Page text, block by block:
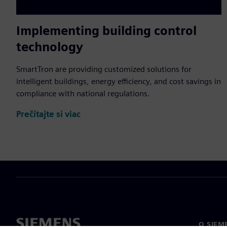
Implementing building control
technology
SmartTron are providing customized solutions for
intelligent buildings, energy efficiency, and cost savings in
compliance with national regulations.
Prečítajte si viac
O